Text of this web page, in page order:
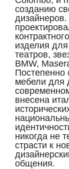
созданию
изделия
театров,
BMW,
Постепенно
мебели для
внесена
никогда не
страсти к
общения.